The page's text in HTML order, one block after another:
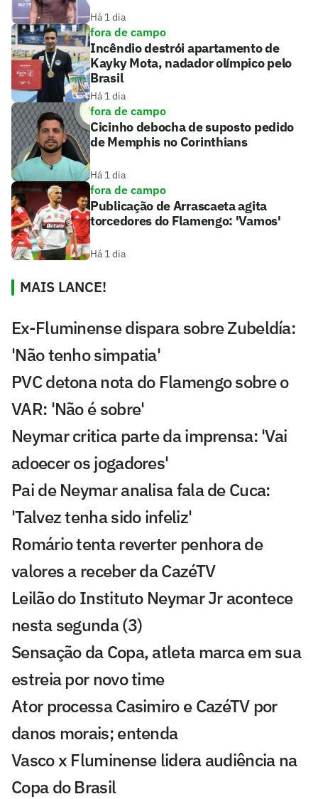
Há 1 dia
fora de campo
Incêndio destrói apartamento de
Kayky Mota, nadador olímpico pelo
Brasil
Há 1 dia
fora de campo
Cicinho debocha de suposto pedido
de Memphis no Corinthians
Há 1 dia
fora de campo
Publicação de Arrascaeta agita
torcedores do Flamengo: 'Vamos'
Há 1 dia
MAIS LANCE!
Ex-Fluminense dispara sobre Zubeldía:
'Não tenho simpatia'
PVC detona nota do Flamengo sobre o
VAR: 'Não é sobre'
Neymar critica parte da imprensa: 'Vai
adoecer os jogadores'
Pai de Neymar analisa fala de Cuca:
'Talvez tenha sido infeliz'
Romário tenta reverter penhora de
valores a receber da CazéTV
Leilão do Instituto Neymar Jr acontece
nesta segunda (3)
Sensação da Copa, atleta marca em sua
estreia por novo time
Ator processa Casimiro e CazéTV por
danos morais; entenda
Vasco x Fluminense lidera audiência na
Copa do Brasil